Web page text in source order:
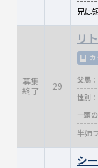
兄は
募集
終了
29
リ
父馬：
性別：
一頭
半姉
シ